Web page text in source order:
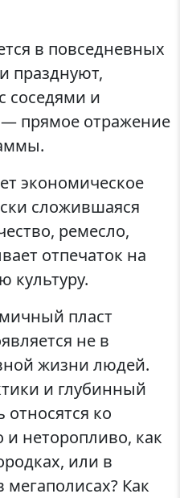
в повседневных
празднуют,
соседями и
— прямое отражение
экономическое
сложившаяся
ремесло,
отпечаток на
культуру.
пласт
не в
жизни людей.
и глубинный
относятся ко
неторопливо, как
или в
Как